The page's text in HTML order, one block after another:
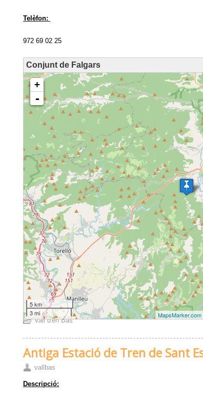
Telèfon:
972 69 02 25
Conjunt de Falgars
loading map - please wait...
+
-
5 km
3 mi
MapsMarker.com
Vall d'en Bas
Antiga Estació de Tren de Sant
vallbas
Descripció: